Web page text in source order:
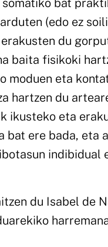
bat
(edo ez
du
baita fisikoki
moduen eta
hartzen du
ikusteko eta
ere bada, eta
indibidual
du Isabel de